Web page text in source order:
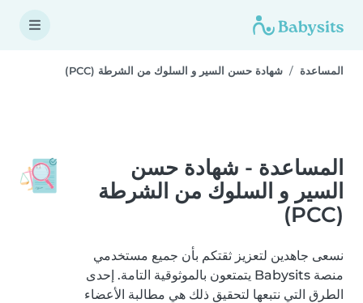
المساعدة شهادة حسن السير و السلوك من الشرطة (PCC)
المساعدة - شهادة حسن
السير و السلوك من الشرطة
(PCC)
نسعى جاهدين لتعزيز ثقتكم بأن جميع مستخدمي
منصة Babysits يتمتعون بالموثوقية التامة. إحدى
الطرق التي نتبعها لتحقيق ذلك هي مطالبة الأعضاء